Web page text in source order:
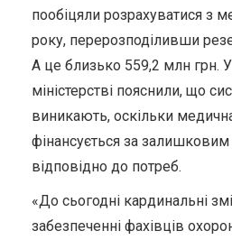
пообіцяли розрахуватися з
року, перерозподіливши
А це близько 559,2 млн грн.
міністерстві пояснили, що
виникають, оскільки
фінансується за
відповідно до потреб.
«До сьогодні кардинальні
забезпеченні фахівців